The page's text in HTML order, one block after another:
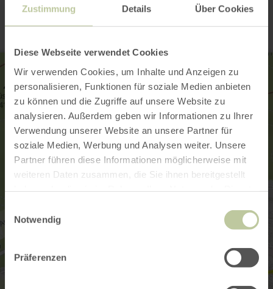
Zustimmung Details Über Cookies
Diese Webseite verwendet Cookies
Wir verwenden Cookies, um Inhalte und Anzeigen zu
personalisieren, Funktionen für soziale Medien anbieten
zu können und die Zugriffe auf unsere Website zu
analysieren. Außerdem geben wir Informationen zu Ihrer
Verwendung unserer Website an unsere Partner für
soziale Medien, Werbung und Analysen weiter. Unsere
Partner führen diese Informationen möglicherweise mit
weiteren Daten zusammen, die Sie ihnen bereitgestellt
Notwendig
Präferenzen